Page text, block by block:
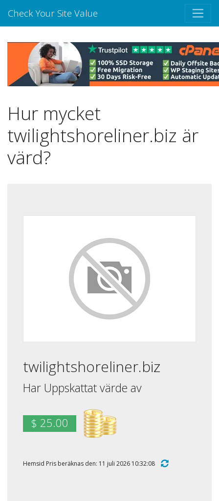
Check Your Site Value
Hur mycket
twilightshoreliner.biz är
värd?
twilightshoreliner.biz
Har Uppskattat värde av
$ 25.00
Hemsid Pris beräknas den: 11 juli 2026 10:32:08